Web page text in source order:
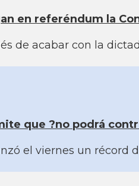
en referéndum la
de acabar con la
que ?no podrá
el viernes un